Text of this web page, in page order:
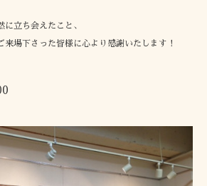
立ち会えたこと、
来場下さった皆様に心より感謝いたします！